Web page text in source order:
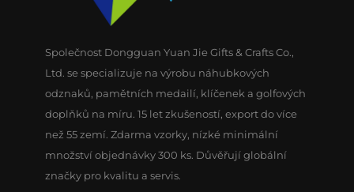
Společnost Dongguan Yuan Jie Gifts & Crafts Co.,
Ltd. se specializuje na výrobu náhubkových
odznaků, pamětních medailí, klíčenek a golfových
doplňků na míru. 15 let zkušeností, export do více
než 55 zemí. Zdarma vzorky, nízké minimální
množství objednávky 300 ks. Důvěřují globální
značky pro kvalitu a servis.